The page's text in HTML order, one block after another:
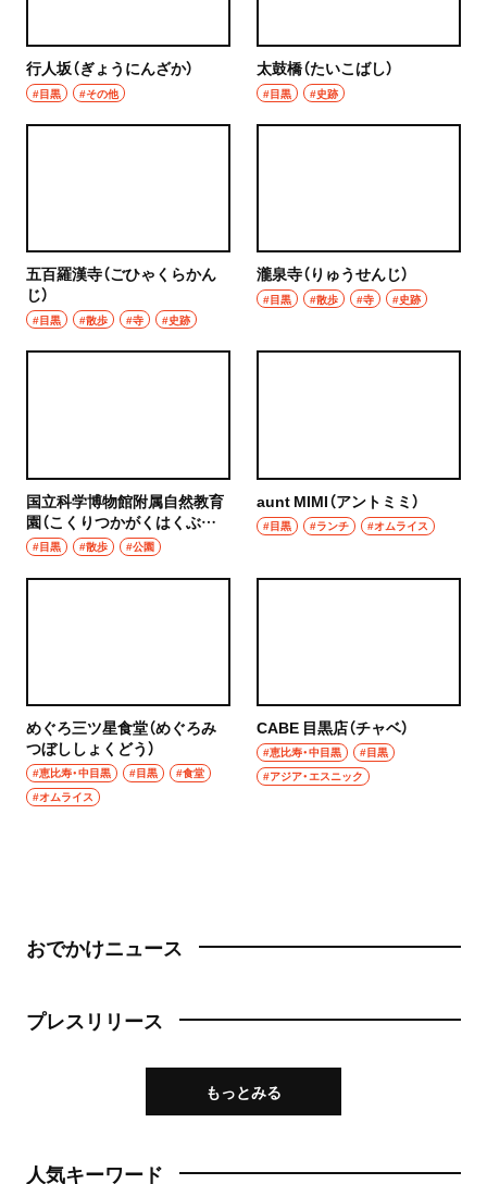
行人坂（ぎょうにんざか）
#目黒 #その他
太鼓橋（たいこばし）
#目黒 #史跡
五百羅漢寺（ごひゃくらかん
じ）
#目黒 #散歩 #寺 #史跡
瀧泉寺（りゅうせんじ）
#目黒 #散歩 #寺 #史跡
国立科学博物館附属自然教育
園（こくりつかがくはくぶつ
かんふぞくしぜんきょういく
えん）
#目黒 #散歩 #公園
aunt MIMI（アントミミ）
#目黒 #ランチ #オムライス
めぐろ三ツ星食堂（めぐろみ
つぼししょくどう）
#恵比寿・中目黒 #目黒
#食堂
#オムライス
CABE 目黒店（チャベ）
#恵比寿・中目黒
#目黒
#アジア・エスニック
おでかけニュース
プレスリリース
もっとみる
人気キーワード